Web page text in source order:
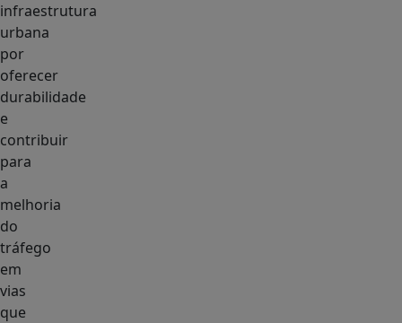
infraestrutura
urbana
por
oferecer
durabilidade
e
contribuir
para
a
melhoria
do
tráfego
em
vias
que